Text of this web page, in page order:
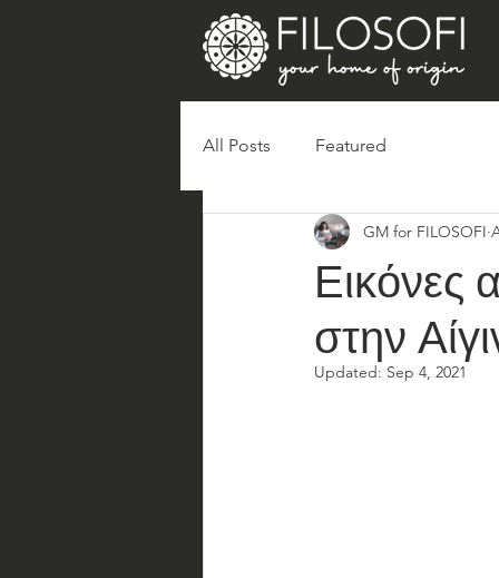
All Posts Featured
Εικόνες
στην
GM for FILOSOFI
Updated: Sep 4, 2021